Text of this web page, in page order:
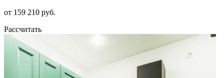
от 159 210 руб.
Рассчитать